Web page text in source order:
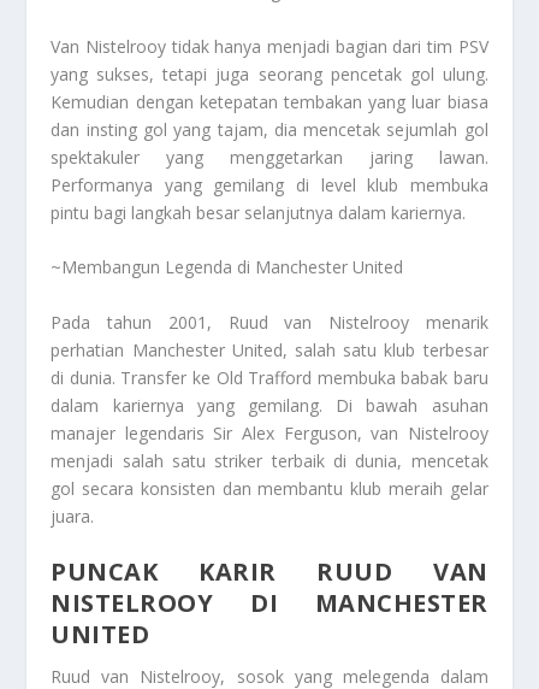
Van Nistelrooy tidak hanya menjadi bagian dari tim PSV
yang sukses, tetapi juga seorang pencetak gol ulung.
Kemudian dengan ketepatan tembakan yang luar biasa
dan insting gol yang tajam, dia mencetak sejumlah gol
spektakuler yang menggetarkan jaring lawan.
Performanya yang gemilang di level klub membuka
pintu bagi langkah besar selanjutnya dalam kariernya.
~Membangun Legenda di Manchester United
Pada tahun 2001, Ruud van Nistelrooy menarik
perhatian Manchester United, salah satu klub terbesar
di dunia. Transfer ke Old Trafford membuka babak baru
dalam kariernya yang gemilang. Di bawah asuhan
manajer legendaris Sir Alex Ferguson, van Nistelrooy
menjadi salah satu striker terbaik di dunia, mencetak
gol secara konsisten dan membantu klub meraih gelar
juara.
PUNCAK KARIR RUUD VAN
NISTELROOY DI MANCHESTER
UNITED
Ruud van Nistelrooy, sosok yang melegenda dalam